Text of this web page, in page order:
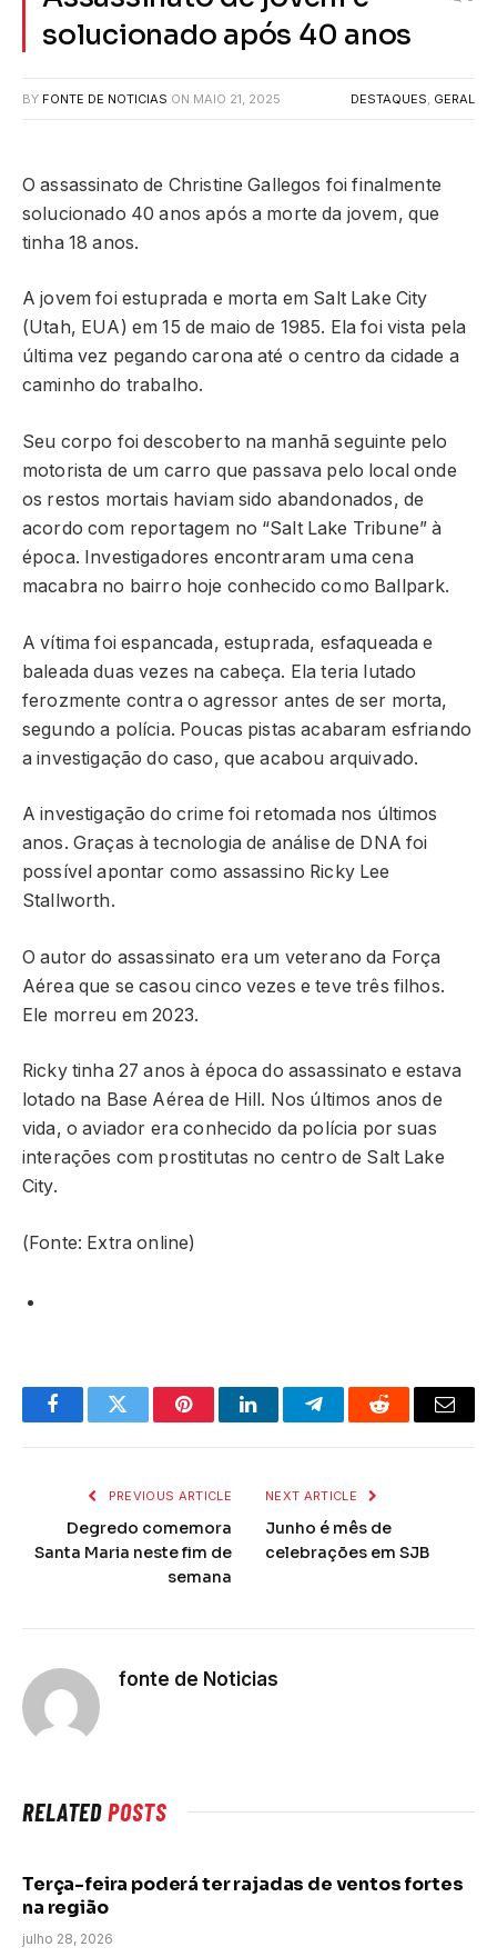
solucionado após 40 anos
BY FONTE DE NOTICIAS ON MAIO 21, 2025 DESTAQUES, GERAL
O assassinato de Christine Gallegos foi finalmente
solucionado 40 anos após a morte da jovem, que
tinha 18 anos.
A jovem foi estuprada e morta em Salt Lake City
(Utah, EUA) em 15 de maio de 1985. Ela foi vista pela
última vez pegando carona até o centro da cidade a
caminho do trabalho.
Seu corpo foi descoberto na manhã seguinte pelo
motorista de um carro que passava pelo local onde
os restos mortais haviam sido abandonados, de
acordo com reportagem no “Salt Lake Tribune” à
época. Investigadores encontraram uma cena
macabra no bairro hoje conhecido como Ballpark.
A vítima foi espancada, estuprada, esfaqueada e
baleada duas vezes na cabeça. Ela teria lutado
ferozmente contra o agressor antes de ser morta,
segundo a polícia. Poucas pistas acabaram esfriando
a investigação do caso, que acabou arquivado.
A investigação do crime foi retomada nos últimos
anos. Graças à tecnologia de análise de DNA foi
possível apontar como assassino Ricky Lee
Stallworth.
O autor do assassinato era um veterano da Força
Aérea que se casou cinco vezes e teve três filhos.
Ele morreu em 2023.
Ricky tinha 27 anos à época do assassinato e estava
lotado na Base Aérea de Hill. Nos últimos anos de
vida, o aviador era conhecido da polícia por suas
interações com prostitutas no centro de Salt Lake
City.
(Fonte: Extra online)
FacebookTwitter PinterestLinkedInTelegramReddit Email
PREVIOUS ARTICLE
Degredo comemora
Santa Maria neste fim de
semana
NEXT ARTICLE
Junho é mês de
celebrações em SJB
fonte de Noticias
RELATEDPOSTS
Terça-feira poderá ter rajadas de ventos fortes
na região
julho 28, 2026